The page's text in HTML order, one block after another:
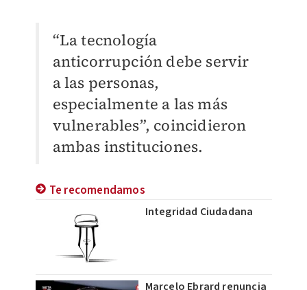
“La tecnología
anticorrupción debe servir
a las personas,
especialmente a las más
vulnerables”, coincidieron
ambas instituciones.
Te recomendamos
Integridad Ciudadana
Marcelo Ebrard renuncia